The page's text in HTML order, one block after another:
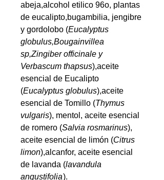
abeja,alcohol etilico 96o, plantas
de eucalipto,bugambilia, jengibre
y gordolobo (Eucalyptus
globulus,Bougainvillea
sp,Zingiber officinale y
Verbascum thapsus),aceite
esencial de Eucalipto
(Eucalyptus globulus),aceite
esencial de Tomillo (Thymus
vulgaris), mentol, aceite esencial
de romero (Salvia rosmarinus),
aceite esencial de limón (Citrus
limon),alcanfor, aceite esencial
de lavanda (lavandula
angustifolia).